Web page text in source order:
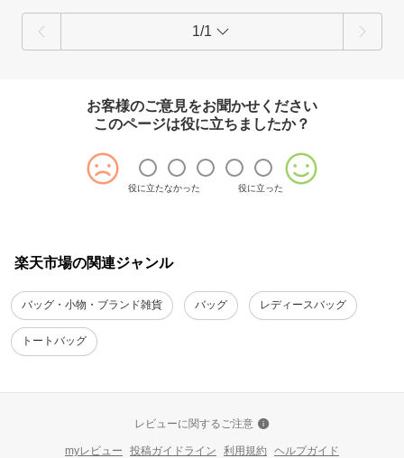
1/1
お客様のご意見をお聞かせください
このページは役に立ちましたか？
役に立たなかった 役に立った
楽天市場の関連ジャンル
バッグ・小物・ブランド雑貨 バッグ レディースバッグ
トートバッグ
レビューに関するご注意
myレビュー 投稿ガイドライン 利用規約 ヘルプガイド